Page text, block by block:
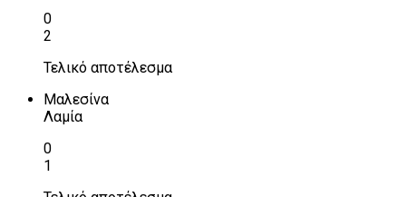
0
2
Τελικό αποτέλεσμα
Μαλεσίνα
Λαμία
0
1